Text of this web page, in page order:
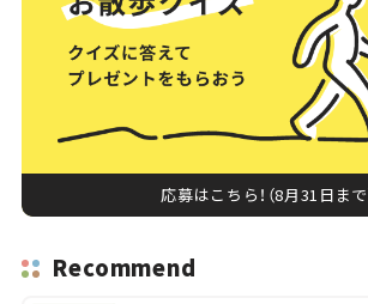
応募はこちら！（8月31日まで
Recommend